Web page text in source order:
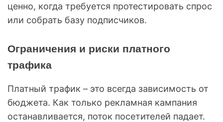
ценно, когда требуется протестировать спрос
или собрать базу подписчиков.
Ограничения и риски платного
трафика
Платный трафик – это всегда зависимость от
бюджета. Как только рекламная кампания
останавливается, поток посетителей падает.